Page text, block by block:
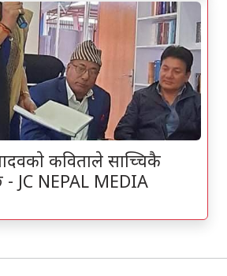
कविताले साच्चिकै
JC NEPAL MEDIA